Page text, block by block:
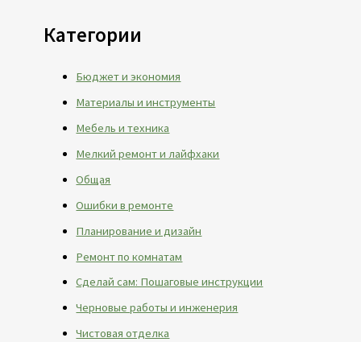
Категории
Бюджет и экономия
Материалы и инструменты
Мебель и техника
Мелкий ремонт и лайфхаки
Общая
Ошибки в ремонте
Планирование и дизайн
Ремонт по комнатам
Сделай сам: Пошаговые инструкции
Черновые работы и инженерия
Чистовая отделка